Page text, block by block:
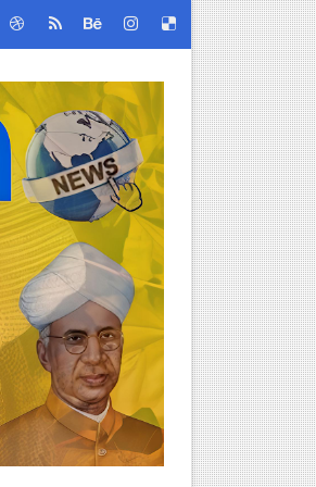
- நிகழ்ச்சி நிரல் மற்றும் முக்கிய
& புதிய திட்டங்களின் முழு
செய்வது எப்படி? DGE முக்கிய
மோகன், IAS நியமனம் - அரசாணை